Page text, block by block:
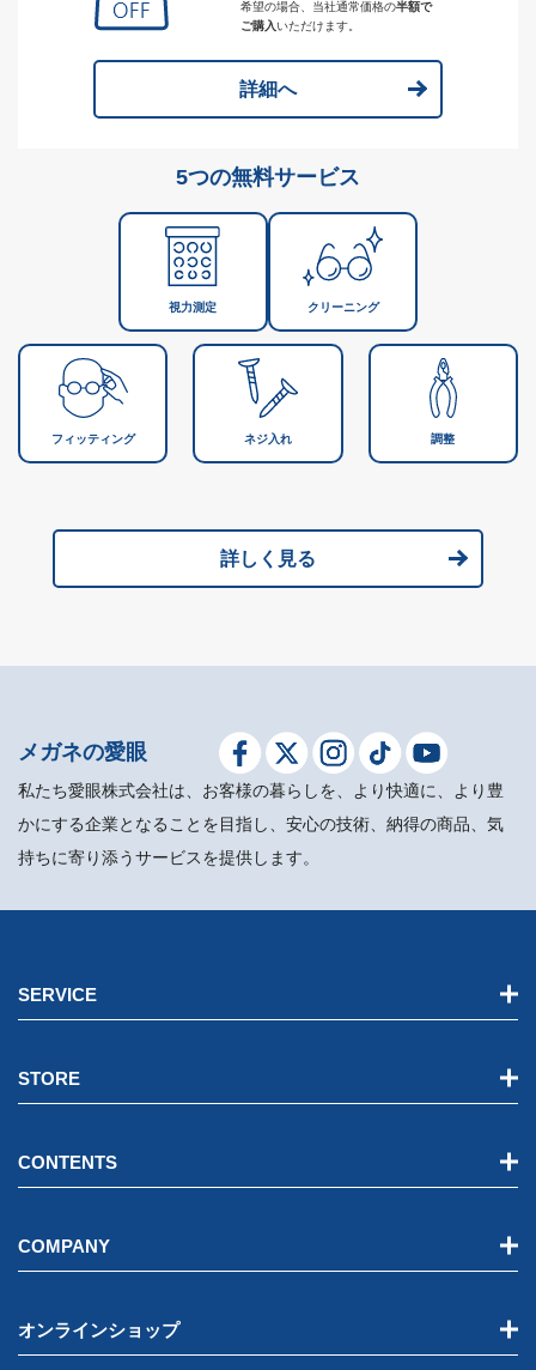
希望の場合、当社通常価格の半額で
ご購入いただけます。
詳細へ
5つの無料サービス
視力測定 クリーニング
フィッティング ネジ入れ 調整
詳しく見る
メガネの愛眼
私たち愛眼株式会社は、お客様の暮らしを、より快適に、より豊
かにする企業となることを目指し、安心の技術、納得の商品、気
持ちに寄り添うサービスを提供します。
SERVICE
STORE
CONTENTS
COMPANY
オンラインショップ